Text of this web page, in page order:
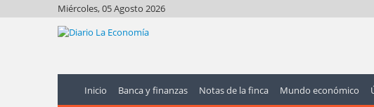
Miércoles, 05 Agosto 2026
Inicio Banca y finanzas Notas de la finca Mundo económico